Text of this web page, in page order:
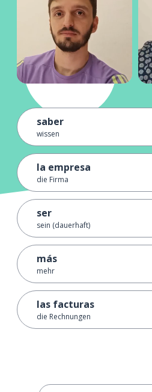
saber
wissen
la empresa
die Firma
ser
sein (dauerhaft)
más
mehr
las facturas
die Rechnungen